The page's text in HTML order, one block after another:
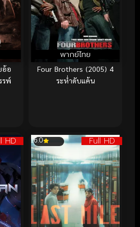
อ้อ
รพ์
พากย์ไทย
Four Brothers (2005) 4
ระห่ำดับแค้น
HD Full HD
6.0